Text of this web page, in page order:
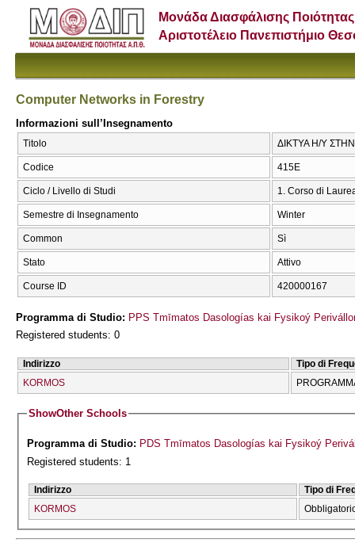
Μονάδα Διασφάλισης Ποιότητας
Αριστοτέλειο Πανεπιστήμιο
Computer Networks in Forestry
Informazioni sull’Insegnamento
Titolo ΔΙΚΤΥΑ Η/Υ
Codice 415Ε
Ciclo / Livello di Studi 1. Corso di
Semestre di Insegnamento Winter
Common Sì
Stato Attivo
Course ID 420000167
Programma di Studio: PPS Tmīmatos Dasologías kai Fysikoý
Registered students: 0
Indirizzo
Tipo di
KORMOS
ShowOther Schools
Programma di Studio: PDS Tmīmatos Dasologías kai Fysikoý
Registered students: 1
Indirizzo
Tipo di
KORMOS